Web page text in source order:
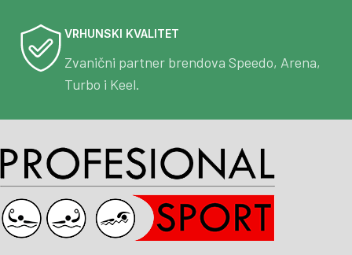
VRHUNSKI KVALITET
Zvanični partner brendova Speedo, Arena,
Turbo i Keel.